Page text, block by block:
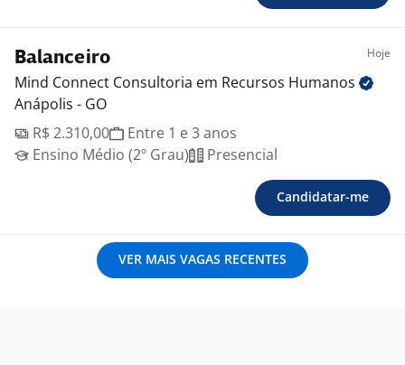
Balanceiro Hoje
Mind Connect Consultoria em Recursos Humanos
Anápolis - GO
R$ 2.310,00
Entre 1 e 3 anos
Ensino Médio (2º Grau)
Presencial
Candidatar-me
VER MAIS VAGAS RECENTES